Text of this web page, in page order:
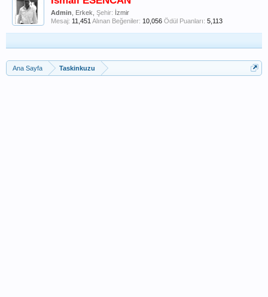
Admin , Erkek, Şehir: İzmir
Mesaj: 11,451 Alınan Beğeniler: 10,056 Ödül Puanları: 5,113
Ana Sayfa Taskinkuzu